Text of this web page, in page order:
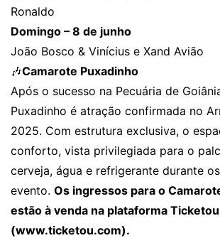
Ronaldo
Domingo – 8 de junho
João Bosco & Vinícius e Xand Avião
🎶Camarote Puxadinho
Após o sucesso na Pecuária de
Puxadinho é atração confirmada no
2025. Com estrutura exclusiva, o
conforto, vista privilegiada para o
cerveja, água e refrigerante durante
evento. Os ingressos para o
estão à venda na plataforma Ticketou
(www.ticketou.com).